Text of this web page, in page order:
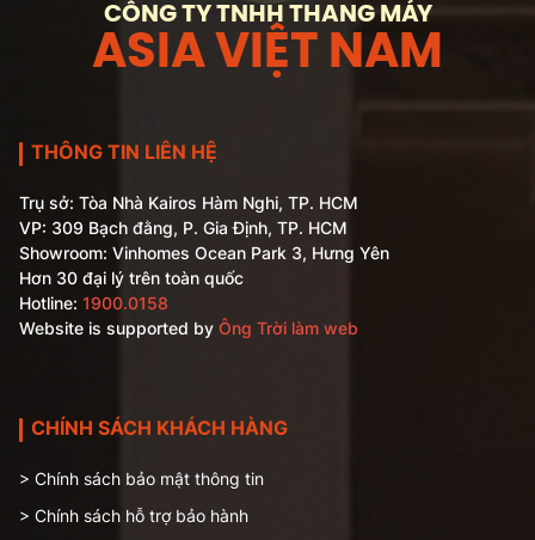
CÔNG TY TNHH THANG MÁY
ASIA VIỆT NAM
THÔNG TIN LIÊN HỆ
Trụ sở: Tòa Nhà Kairos Hàm Nghi, TP. HCM
VP: 309 Bạch đằng, P. Gia Định, TP. HCM
Showroom: Vinhomes Ocean Park 3, Hưng Yên
Hơn 30 đại lý trên toàn quốc
Hotline: 1900.0158
Website is supported by Ông Trời làm web
CHÍNH SÁCH KHÁCH HÀNG
> Chính sách bảo mật thông tin
> Chính sách hỗ trợ bảo hành